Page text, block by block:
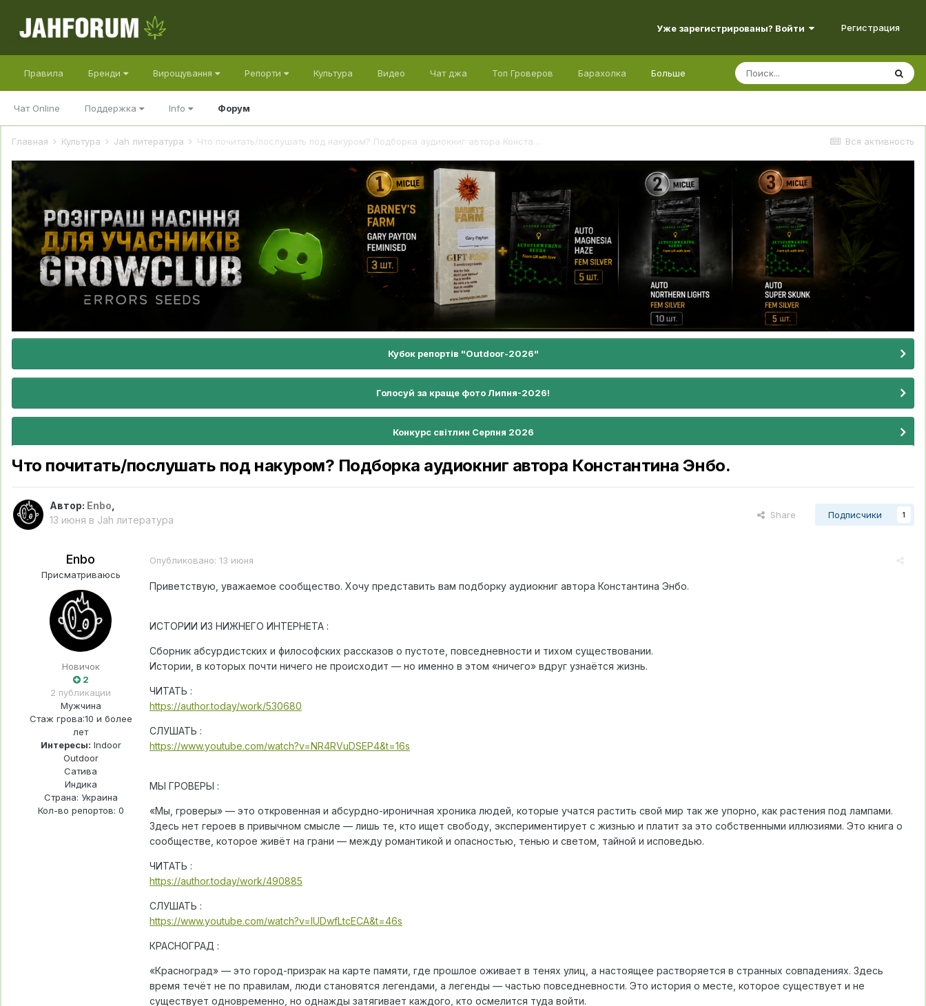
Уже зарегистрированы? Войти Регистрация
Правила Бренди Вирощування Репорти Культура Видео Чат джа Топ Гроверов Барахолка Больше
Чат Online Поддержка Info Форум
Вся активность
Главная Культура Jah литература
Кубок репортів "Outdoor-2026"
Голосуй за краще фото Липня-2026!
Конкурс світлин Серпня 2026
Что почитать/послушать под накуром? Подборка аудиокниг автора Константина Энбо.
Автор: Enbo
13 июня в Jah литература Share Подписчики 1
Enbo
Присматриваюсь
Новичок
2
2 публикации
Мужчина
Стаж грова:10 и более
лет
Интересы: Indoor
Outdoor
Сатива
Индика
Страна: Украина
Кол-во репортов: 0
Опубликовано: 13 июня
Приветствую, уважаемое сообщество. Хочу представить вам подборку аудиокниг автора Константина Энбо.
ИСТОРИИ ИЗ НИЖНЕГО ИНТЕРНЕТА :
Сборник абсурдистских и философских рассказов о пустоте, повседневности и тихом существовании.
Истории, в которых почти ничего не происходит — но именно в этом «ничего» вдруг узнаётся жизнь.
ЧИТАТЬ :
https://author.today/work/530680
СЛУШАТЬ :
https://www.youtube.com/watch?v=NR4RVuDSEP4&t=16s
МЫ ГРОВЕРЫ :
«Мы, гроверы» — это откровенная и абсурдно-ироничная хроника людей, которые учатся растить свой мир так же упорно, как растения под лампами.
Здесь нет героев в привычном смысле — лишь те, кто ищет свободу, экспериментирует с жизнью и платит за это собственными иллюзиями. Это книга о
сообществе, которое живёт на грани — между романтикой и опасностью, тенью и светом, тайной и исповедью.
ЧИТАТЬ :
https://author.today/work/490885
СЛУШАТЬ :
https://www.youtube.com/watch?v=IUDwfLtcECA&t=46s
КРАСНОГРАД :
«Красноград» — это город-призрак на карте памяти, где прошлое оживает в тенях улиц, а настоящее растворяется в странных совпадениях. Здесь
время течёт не по правилам, люди становятся легендами, а легенды — частью повседневности. Это история о месте, которое существует и не
существует одновременно, но однажды затягивает каждого, кто осмелится туда войти.